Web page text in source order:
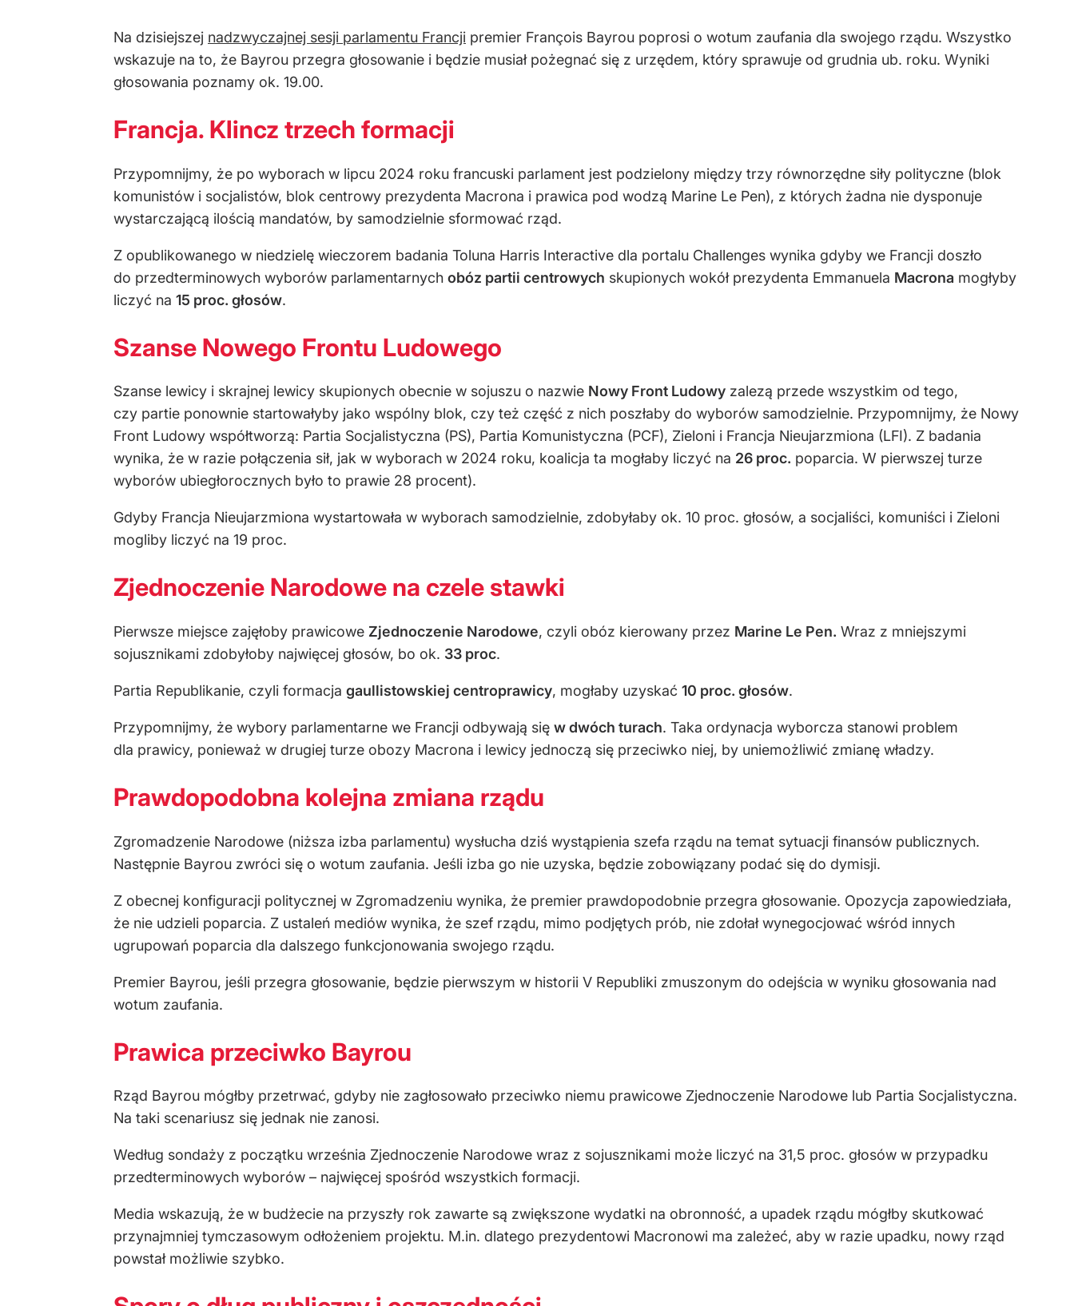
Na dzisiejszej nadzwyczajnej sesji parlamentu Francji premier François Bayrou poprosi o wotum zaufania dla swojego rządu. Wszystko
wskazuje na to, że Bayrou przegra głosowanie i będzie musiał pożegnać się z urzędem, który sprawuje od grudnia ub. roku. Wyniki
głosowania poznamy ok. 19.00.
Francja. Klincz trzech formacji
Przypomnijmy, że po wyborach w lipcu 2024 roku francuski parlament jest podzielony między trzy równorzędne siły polityczne (blok
komunistów i socjalistów, blok centrowy prezydenta Macrona i prawica pod wodzą Marine Le Pen), z których żadna nie dysponuje
wystarczającą ilością mandatów, by samodzielnie sformować rząd.
Z opublikowanego w niedzielę wieczorem badania Toluna Harris Interactive dla portalu Challenges wynika gdyby we Francji doszło
do przedterminowych wyborów parlamentarnych obóz partii centrowych skupionych wokół prezydenta Emmanuela Macrona mogłyby
liczyć na 15 proc. głosów.
Szanse Nowego Frontu Ludowego
Szanse lewicy i skrajnej lewicy skupionych obecnie w sojuszu o nazwie Nowy Front Ludowy zalezą przede wszystkim od tego,
czy partie ponownie startowałyby jako wspólny blok, czy też część z nich poszłaby do wyborów samodzielnie. Przypomnijmy, że Nowy
Front Ludowy współtworzą: Partia Socjalistyczna (PS), Partia Komunistyczna (PCF), Zieloni i Francja Nieujarzmiona (LFI). Z badania
wynika, że w razie połączenia sił, jak w wyborach w 2024 roku, koalicja ta mogłaby liczyć na 26 proc. poparcia. W pierwszej turze
wyborów ubiegłorocznych było to prawie 28 procent).
Gdyby Francja Nieujarzmiona wystartowała w wyborach samodzielnie, zdobyłaby ok. 10 proc. głosów, a socjaliści, komuniści i Zieloni
mogliby liczyć na 19 proc.
Zjednoczenie Narodowe na czele stawki
Pierwsze miejsce zajęłoby prawicowe Zjednoczenie Narodowe, czyli obóz kierowany przez Marine Le Pen. Wraz z mniejszymi
sojusznikami zdobyłoby najwięcej głosów, bo ok. 33 proc.
Partia Republikanie, czyli formacja gaullistowskiej centroprawicy, mogłaby uzyskać 10 proc. głosów.
Przypomnijmy, że wybory parlamentarne we Francji odbywają się w dwóch turach. Taka ordynacja wyborcza stanowi problem
dla prawicy, ponieważ w drugiej turze obozy Macrona i lewicy jednoczą się przeciwko niej, by uniemożliwić zmianę władzy.
Prawdopodobna kolejna zmiana rządu
Zgromadzenie Narodowe (niższa izba parlamentu) wysłucha dziś wystąpienia szefa rządu na temat sytuacji finansów publicznych.
Następnie Bayrou zwróci się o wotum zaufania. Jeśli izba go nie uzyska, będzie zobowiązany podać się do dymisji.
Z obecnej konfiguracji politycznej w Zgromadzeniu wynika, że premier prawdopodobnie przegra głosowanie. Opozycja zapowiedziała,
że nie udzieli poparcia. Z ustaleń mediów wynika, że szef rządu, mimo podjętych prób, nie zdołał wynegocjować wśród innych
ugrupowań poparcia dla dalszego funkcjonowania swojego rządu.
Premier Bayrou, jeśli przegra głosowanie, będzie pierwszym w historii V Republiki zmuszonym do odejścia w wyniku głosowania nad
wotum zaufania.
Prawica przeciwko Bayrou
Rząd Bayrou mógłby przetrwać, gdyby nie zagłosowało przeciwko niemu prawicowe Zjednoczenie Narodowe lub Partia Socjalistyczna.
Na taki scenariusz się jednak nie zanosi.
Według sondaży z początku września Zjednoczenie Narodowe wraz z sojusznikami może liczyć na 31,5 proc. głosów w przypadku
przedterminowych wyborów – najwięcej spośród wszystkich formacji.
Media wskazują, że w budżecie na przyszły rok zawarte są zwiększone wydatki na obronność, a upadek rządu mógłby skutkować
przynajmniej tymczasowym odłożeniem projektu. M.in. dlatego prezydentowi Macronowi ma zależeć, aby w razie upadku, nowy rząd
powstał możliwie szybko.